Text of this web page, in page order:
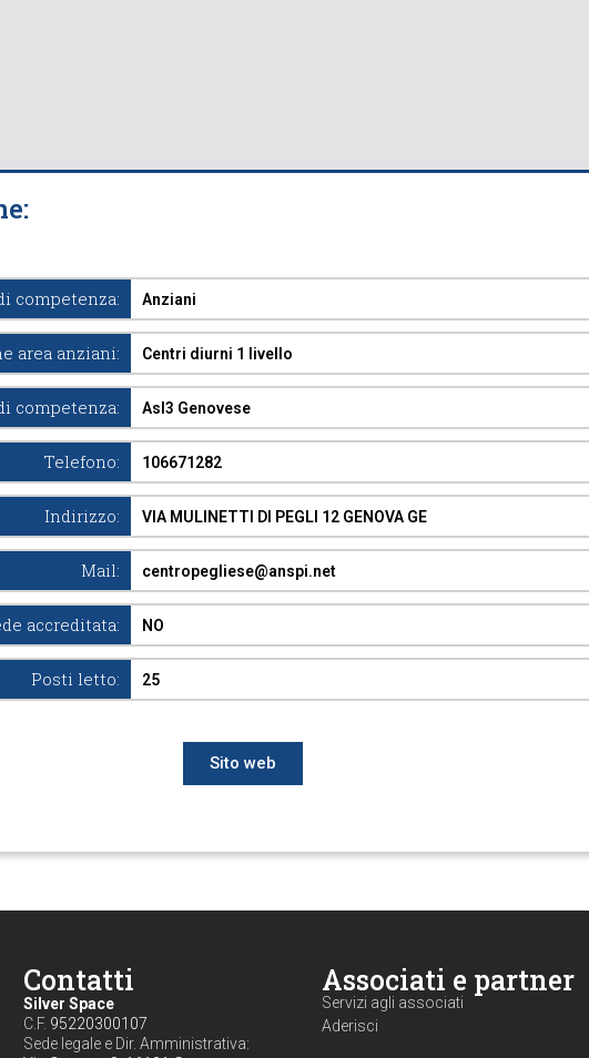
competenza: Anziani
area anziani: Centri diurni 1 livello
competenza: Asl3 Genovese
Telefono: 106671282
Indirizzo: VIA MULINETTI DI PEGLI 12 GENOVA GE
Mail: centropegliese@anspi.net
accreditata: NO
Posti letto: 25
Sito web
Contatti
Silver Space
C.F. 95220300107
Sede legale e Dir. Amministrativa:
Associati e partner
Servizi agli associati
Aderisci